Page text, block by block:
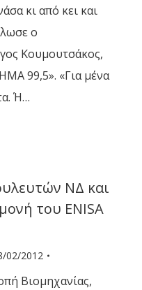
κι από κει και
ο
Κουμουτσάκος,
99,5». «Για μένα
Ή…
ΝΔ και
του ENISA
02/2012
Βιομηχανίας,